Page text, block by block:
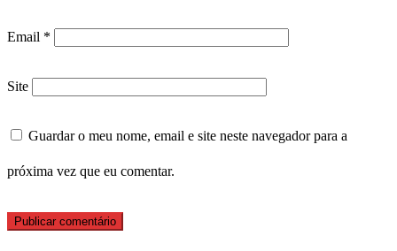
Email *
Site
Guardar o meu nome, email e site neste navegador para a
próxima vez que eu comentar.